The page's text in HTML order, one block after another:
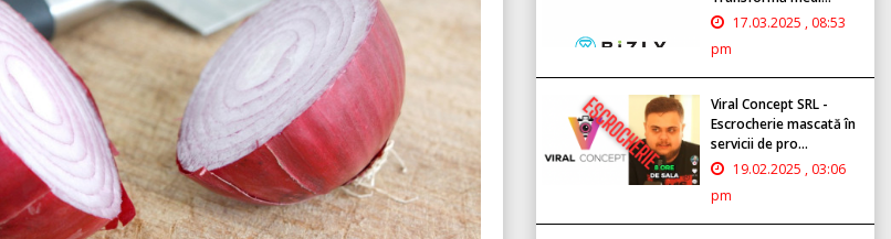
17.03.2025 , 08:53
pm
Viral Concept SRL -
Escrocherie mascată în
servicii de pro...
19.02.2025 , 03:06
pm